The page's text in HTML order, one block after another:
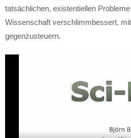
tatsächlichen, existentiellen
Wissenschaft verschlimmbessert,
gegenzusteuern.